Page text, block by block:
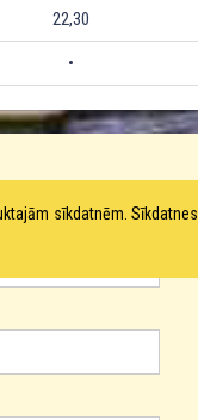
22,30
•
sīkdatnēm. Sīkdatnes